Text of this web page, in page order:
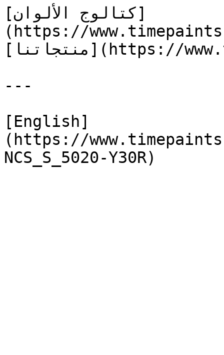
[كتالوج الألوان]
(https://
[منتجاتنا](https://www.timepaints.com/ar/products)
---
[English]
(https://
NCS_S_5020-Y30R)